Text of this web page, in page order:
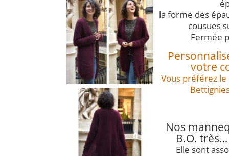
la forme des
cousues
Fermée
votre
Vous préférez le
Nos
B.O.
Elle sont